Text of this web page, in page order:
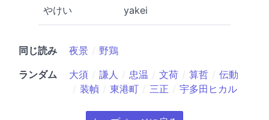
やけい yakei
同じ読み 夜景
野鶏
ランダム
大須 謙人 忠温 文荷 算哲
伝動
装幀
東港町 三正 宇多田ヒカル